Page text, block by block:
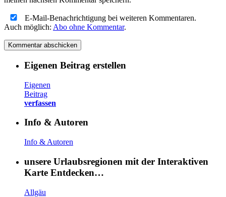
E-Mail-Benachrichtigung bei weiteren Kommentaren.
Auch möglich: Abo ohne Kommentar.
Eigenen Beitrag erstellen
Eigenen
Beitrag
verfassen
Info & Autoren
Info & Autoren
unsere Urlaubsregionen mit der Interaktiven
Karte Entdecken…
Allgäu